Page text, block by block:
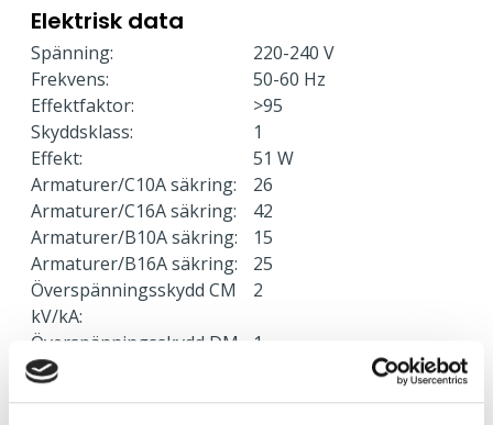
Elektrisk data
Spänning:
220-240 V
Frekvens:
50-60 Hz
Effektfaktor:
>95
Skyddsklass:
1
Effekt:
51 W
Armaturer/C10A säkring:
26
Armaturer/C16A säkring:
42
Armaturer/B10A säkring:
15
Armaturer/B16A säkring:
25
Överspänningsskydd CM
kV/kA:
2
Överspänningsskydd DM
kV/kA:
1